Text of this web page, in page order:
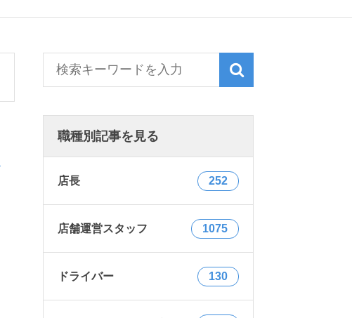
職種別記事を見る
店長 252
店舗運営スタッフ 1075
ドライバー 130